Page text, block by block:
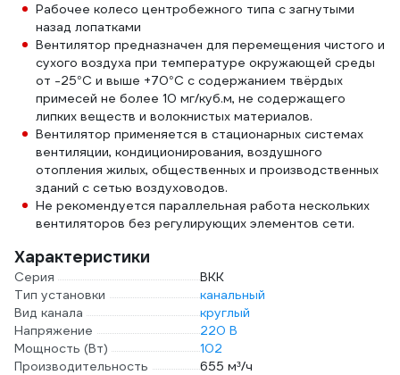
Рабочее колесо центробежного типа с загнутыми
назад лопатками
Вентилятор предназначен для перемещения чистого и
сухого воздуха при температуре окружающей среды
от -25°С и выше +70°С с содержанием твёрдых
примесей не более 10 мг/куб.м, не содержащего
липких веществ и волокнистых материалов.
Вентилятор применяется в стационарных системах
вентиляции, кондиционирования, воздушного
отопления жилых, общественных и производственных
зданий с сетью воздуховодов.
Не рекомендуется параллельная работа нескольких
вентиляторов без регулирующих элементов сети.
Характеристики
Серия
ВКК
Тип установки
канальный
Вид канала
круглый
Напряжение
220 В
Мощность (Вт)
102
Производительность
655 м³/ч